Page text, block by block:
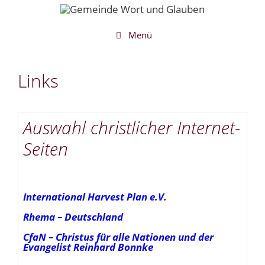
Menü
Links
Auswahl christlicher Internet-
Seiten
International Harvest Plan e.V.
Rhema – Deutschland
CfaN – Christus für alle Nationen und der
Evangelist Reinhard Bonnke